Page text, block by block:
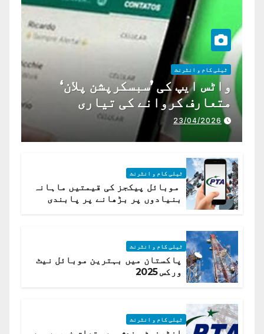
ٹیلی کام و انٹرنٹ
واٹس ایپ کی ’سبسکرپشن پلان‘
متعارف کروانے کی تیاری
23/04/2026
ٹیلی کام و انٹرنٹ
موبائل پیکجز کی قیمتیں ماہانہ
بنیادوں پر بڑھانے پر پابندی
ٹیلی کام و انٹرنٹ
پاکستان میں بہترین موبائل نیٹ
ورکس 2025
ٹیلی کام و انٹرنٹ